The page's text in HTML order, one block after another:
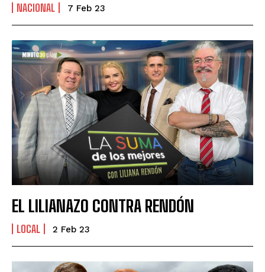
NACIONAL 7 Feb 23
EL LILIANAZO CONTRA RENDÓN
LOCAL 2 Feb 23